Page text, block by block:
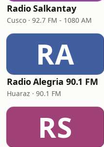
Radio Salkantay
Cusco · 92.7 FM - 1080 AM
RA
Radio Alegria 90.1 FM
Huaraz · 90.1 FM
RS